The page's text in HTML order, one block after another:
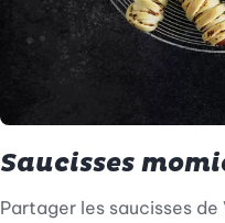
Saucisses
Partager les saucisses